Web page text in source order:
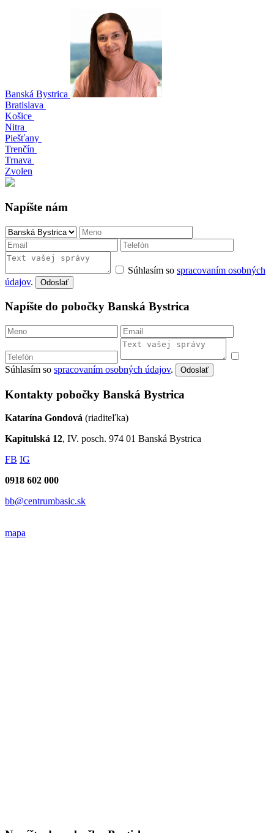
Banská Bystrica
Bratislava
Košice
Nitra
Piešťany
Trenčín
Trnava
Zvolen
Napíšte nám
Súhlasím so spracovaním osobných
údajov. Odoslať
Napíšte do pobočky Banská Bystrica
Súhlasím so spracovaním osobných údajov. Odoslať
Kontakty pobočky Banská Bystrica
Katarína Gondová (riaditeľka)
Kapitulská 12, IV. posch. 974 01 Banská Bystrica
FB IG
0918 602 000
bb@centrumbasic.sk
mapa